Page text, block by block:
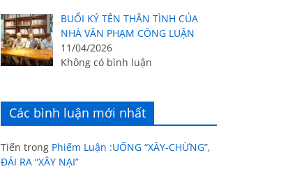
BUỔI KÝ TÊN THÂN TÌNH CỦA
NHÀ VĂN PHẠM CÔNG LUẬN
11/04/2026
Không có bình luận
Các bình luận mới nhất
Tiến trong Phiếm Luận :UỐNG “XÂY-CHỪNG”,
ĐÁI RA “XÂY NẠI”